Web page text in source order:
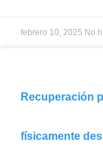
febrero 10, 2025 No
Recuperación
físicamente